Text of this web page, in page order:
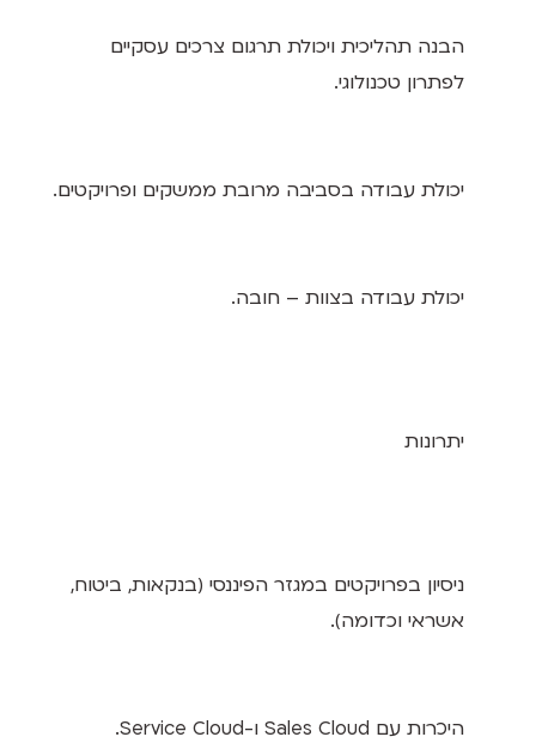
הבנה תהליכית ויכולת תרגום צרכים עסקיים
לפתרון טכנולוגי.
יכולת עבודה בסביבה מרובת ממשקים ופרויקטים.
יכולת עבודה בצוות – חובה.
יתרונות
ניסיון בפרויקטים במגזר הפיננסי (בנקאות, ביטוח,
אשראי וכדומה).
היכרות עם Sales Cloud ו-Service Cloud.